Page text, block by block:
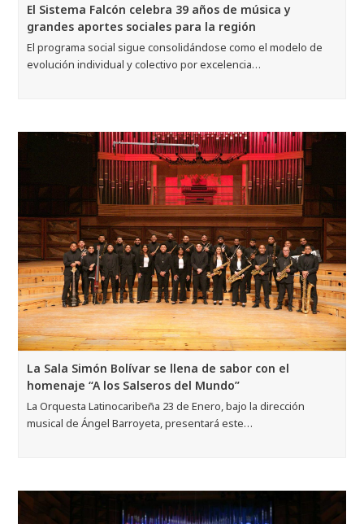
El Sistema Falcón celebra 39 años de música y
grandes aportes sociales para la región
El programa social sigue consolidándose como el modelo de
evolución individual y colectivo por excelencia…
La Sala Simón Bolívar se llena de sabor con el
homenaje “A los Salseros del Mundo”
La Orquesta Latinocaribeña 23 de Enero, bajo la dirección
musical de Ángel Barroyeta, presentará este…